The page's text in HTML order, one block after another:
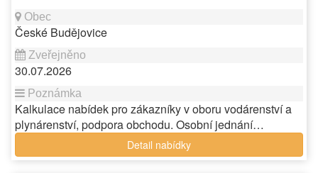
České Budějovice
30.07.2026
Kalkulace nabídek pro zákazníky v oboru vodárenství a
plynárenství, podpora obchodu. Osobní jednání…
Detail nabídky